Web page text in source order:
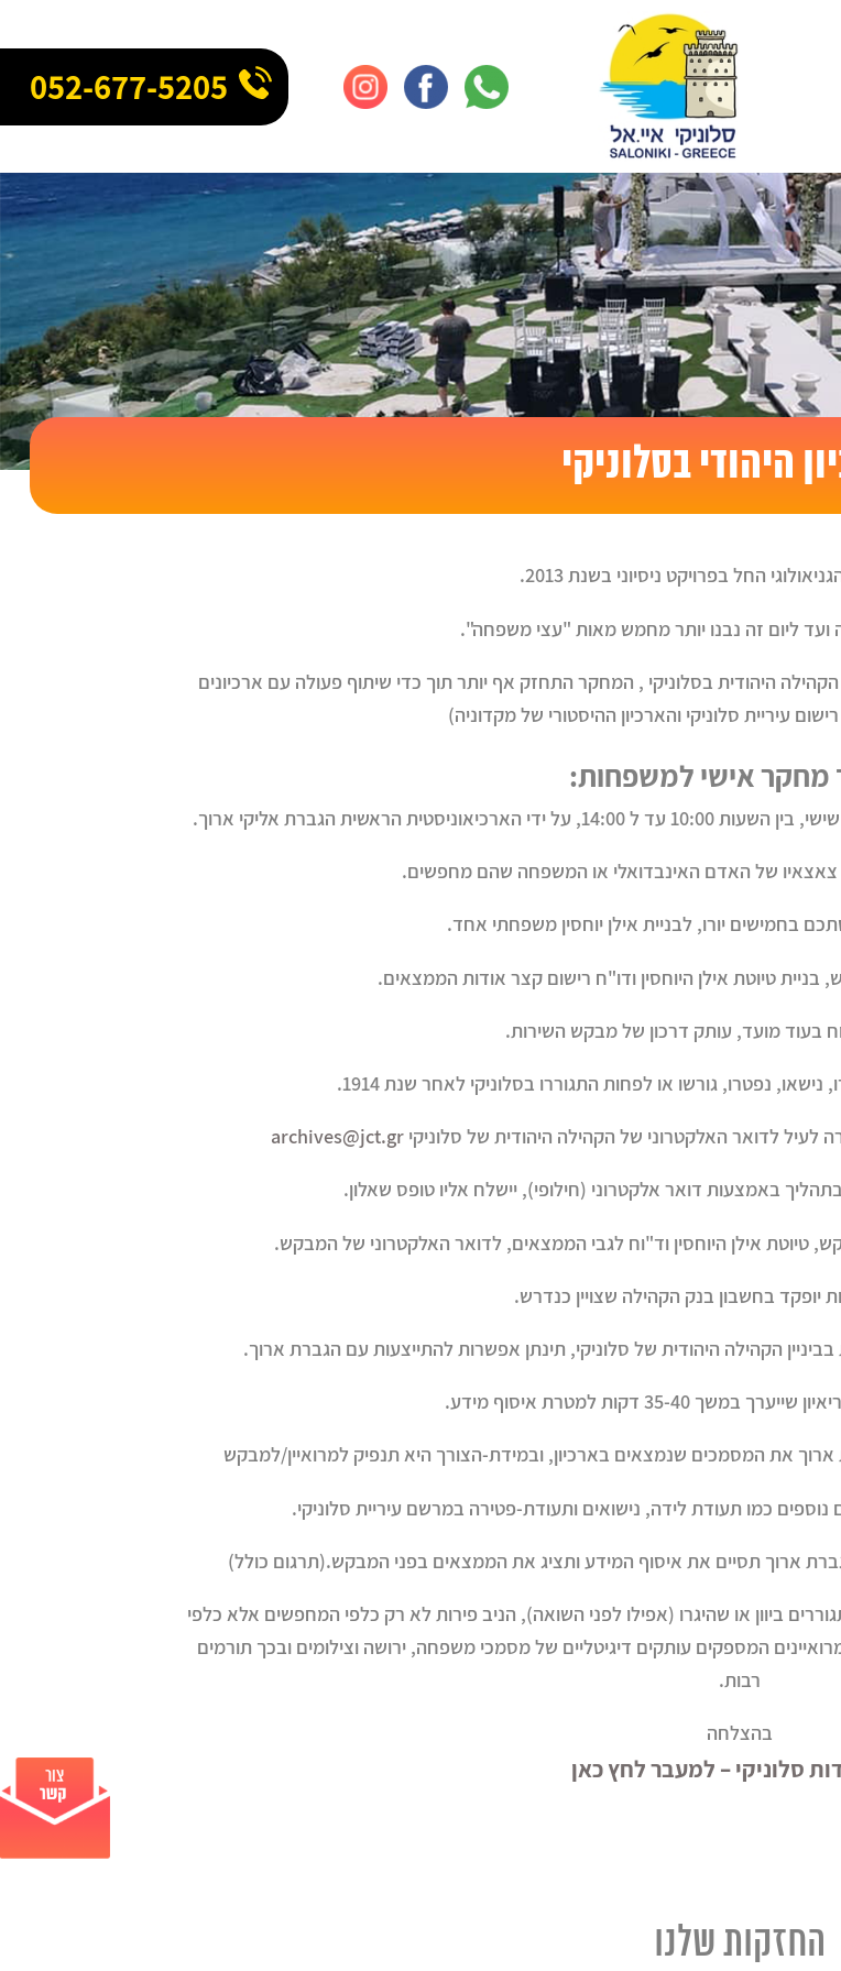
052-677-5205
היהודי בסלוניקי
החל בפרויקט ניסיוני בשנת 2013.
ועד ליום זה נבנו יותר מחמש מאות "עצי משפחה".
היהודית בסלוניקי , המחקר התחזק אף יותר תוך כדי שיתוף פעולה עם ארכיונים
עיריית סלוניקי והארכיון ההיסטורי של מקדוניה)
מחקר אישי למשפחות:
הראשית הגברת אליקי ארוך.
של האדם האינבדואלי או המשפחה שהם מחפשים.
בחמישים יורו, לבניית אילן יוחסין משפחתי אחד.
בניית טיוטת אילן היוחסין ודו"ח רישום קצר אודות הממצאים.
בעוד מועד, עותק דרכון של מבקש השירות.
נפטרו, גורשו או לפחות התגוררו בסלוניקי לאחר שנת 1914.
לדואר האלקטרוני של הקהילה היהודית של סלוניקי archives@jct.gr
באמצעות דואר אלקטרוני (חילופי), יישלח אליו טופס שאלון.
יופקד בחשבון בנק הקהילה שצויין כנדרש.
הקהילה היהודית של סלוניקי, תינתן אפשרות להתייצעות עם הגברת ארוך.
35-40 דקות למטרת איסוף מידע.
את המסמכים שנמצאים בארכיון, ובמידת-הצורך היא תנפיק למרואיין/למבקש
כמו תעודת לידה, נישואים ותעודת-פטירה במרשם עיריית סלוניקי.
ארוך תסיים את איסוף המידע ותציג את הממצאים בפני המבקש.(תרגום כולל)
ביוון או שהיגרו (אפילו לפני השואה), הניב פירות לא רק כלפי המחפשים אלא כלפי
המספקים עותקים דיגיטליים של מסמכי משפחה, ירושה וצילומים ובכך תורמים
רבות.
בהצלחה
סלוניקי – למעבר לחץ כאן
החזקות שלנו